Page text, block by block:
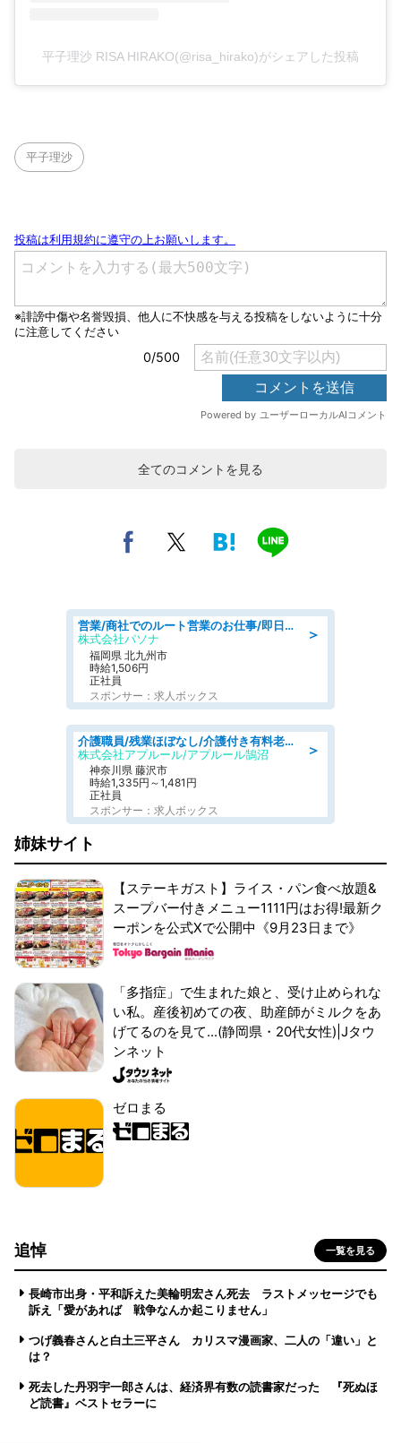
平子理沙 RISA HIRAKO(@risa_hirako)がシェアした投稿
平子理沙
全てのコメントを見る
＞
営業/商社でのルート営業のお仕事/即日勤務可/車通勤可/営業
株式会社パソナ
福岡県 北九州市
時給1,506円
正社員
スポンサー：求人ボックス
＞
介護職員/残業ほぼなし/介護付き有料老人ホームの介護士/夜勤専従
株式会社アプルール/アプルール鵠沼
神奈川県 藤沢市
時給1,335円～1,481円
正社員
スポンサー：求人ボックス
姉妹サイト
【ステーキガスト】ライス・パン食べ放題&
スープバー付きメニュー1111円はお得!最新ク
ーポンを公式Xで公開中《9月23日まで》
「多指症」で生まれた娘と、受け止められな
い私。産後初めての夜、助産師がミルクをあ
げてるのを見て...(静岡県・20代女性)|Jタウ
ンネット
ゼロまる
追悼 一覧を見る
長崎市出身・平和訴えた美輪明宏さん死去 ラストメッセージでも
訴え「愛があれば 戦争なんか起こりません」
つげ義春さんと白土三平さん カリスマ漫画家、二人の「違い」と
は？
死去した丹羽宇一郎さんは、経済界有数の読書家だった 『死ぬほ
ど読書』ベストセラーに